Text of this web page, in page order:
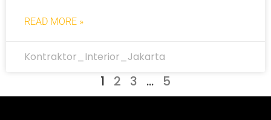
READ MORE »
Kontraktor_Interior_Jakarta
1 2 3 … 5